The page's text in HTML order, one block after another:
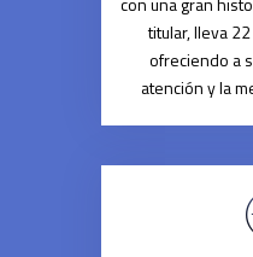
titular, lleva
ofreciendo a
atención y la